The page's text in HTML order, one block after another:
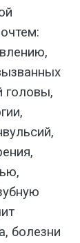
головы,
болезни